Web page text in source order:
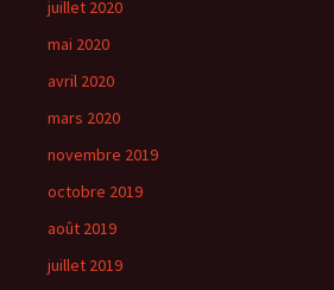
juillet 2020
mai 2020
avril 2020
mars 2020
novembre 2019
octobre 2019
août 2019
juillet 2019